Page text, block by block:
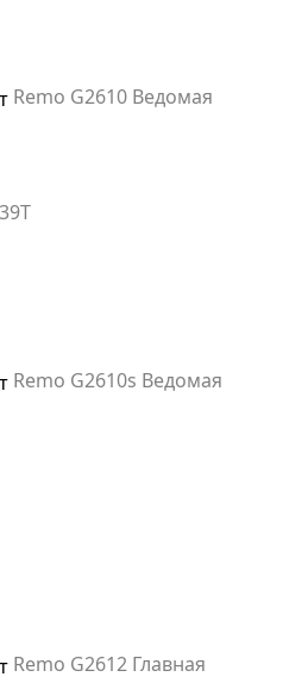
Remo G2610 Ведомая
Remo G2610s Ведомая
Remo G2612 Главная